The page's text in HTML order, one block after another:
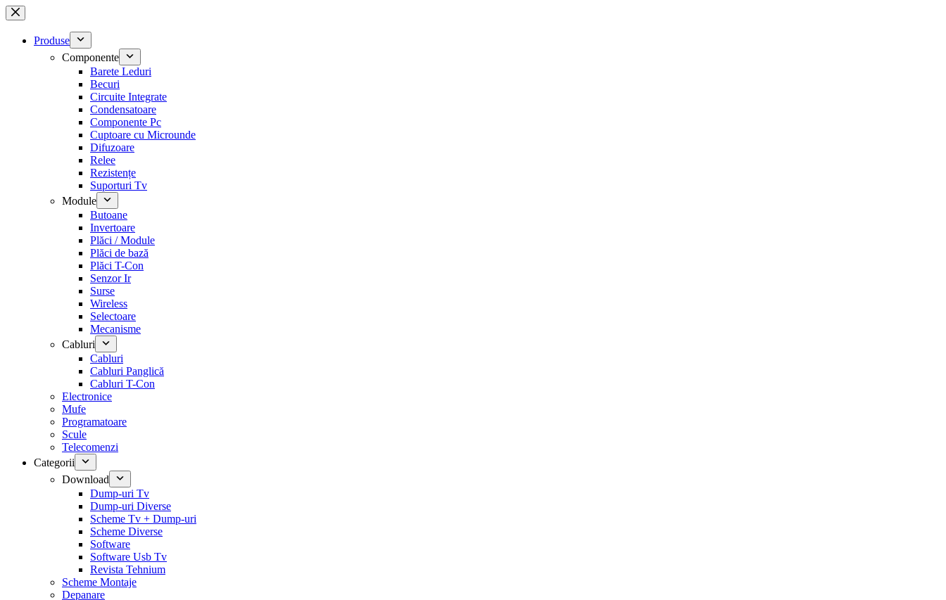
Sari
la
conținutProduse
Componente
Barete Leduri
Becuri
Circuite Integrate
Condensatoare
Componente Pc
Cuptoare cu Microunde
Difuzoare
Relee
Rezistențe
Suporturi Tv
Module
Butoane
Invertoare
Plăci / Module
Plăci de bază
Plăci T-Con
Senzor Ir
Surse
Wireless
Selectoare
Mecanisme
Cabluri
Cabluri
Cabluri Panglică
Cabluri T-Con
Electronice
Mufe
Programatoare
Scule
Telecomenzi
Categorii
Download
Dump-uri Tv
Dump-uri Diverse
Scheme Tv + Dump-uri
Scheme Diverse
Software
Software Usb Tv
Revista Tehnium
Scheme Montaje
Depanare